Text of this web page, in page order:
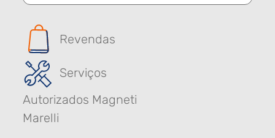
Revendas
Serviços
Autorizados Magneti
Marelli